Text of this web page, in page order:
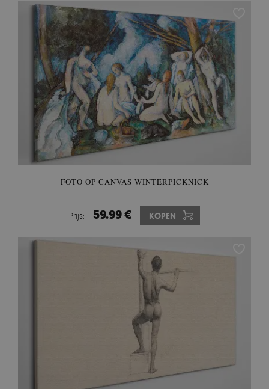
FOTO OP CANVAS WINTERPICKNICK
Prijs: 59.99 € KOPEN